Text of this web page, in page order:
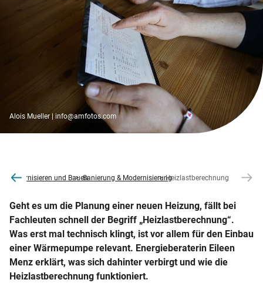
Alois Mueller | info@amfotos.com
Modernisieren und BauenSanierung & ModernisierungHeizlastberechnung
Geht es um die Planung einer neuen Heizung, fällt bei
Fachleuten schnell der Begriff „Heizlastberechnung“.
Was erst mal technisch klingt, ist vor allem für den Einbau
einer Wärmepumpe relevant. Energieberaterin Eileen
Menz erklärt, was sich dahinter verbirgt und wie die
Heizlastberechnung funktioniert.